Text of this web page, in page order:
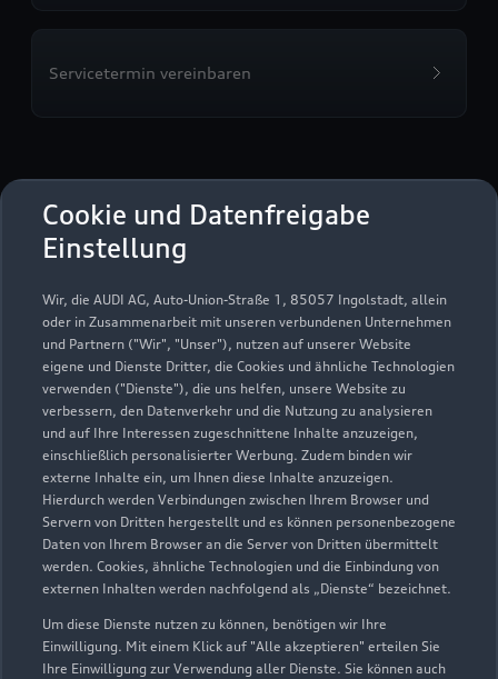
Cookie und Datenfreigabe
Einstellung
Wir, die AUDI AG, Auto-Union-Straße 1, 85057 Ingolstadt, allein
oder in Zusammenarbeit mit unseren verbundenen Unternehmen
und Partnern ("Wir", "Unser"), nutzen auf unserer Website
eigene und Dienste Dritter, die Cookies und ähnliche Technologien
verwenden ("Dienste"), die uns helfen, unsere Website zu
verbessern, den Datenverkehr und die Nutzung zu analysieren
und auf Ihre Interessen zugeschnittene Inhalte anzuzeigen,
einschließlich personalisierter Werbung. Zudem binden wir
externe Inhalte ein, um Ihnen diese Inhalte anzuzeigen.
Hierdurch werden Verbindungen zwischen Ihrem Browser und
Servern von Dritten hergestellt und es können personenbezogene
Daten von Ihrem Browser an die Server von Dritten übermittelt
werden. Cookies, ähnliche Technologien und die Einbindung von
externen Inhalten werden nachfolgend als „Dienste“ bezeichnet.
Um diese Dienste nutzen zu können, benötigen wir Ihre
Einwilligung. Mit einem Klick auf "Alle akzeptieren" erteilen Sie
Ihre Einwilligung zur Verwendung aller Dienste. Sie können auch
Servicetermin vereinbaren
Autohaus Manfred Brosda
GmbH Angermünde
Berliner Tor 2b
16278 Angermünde